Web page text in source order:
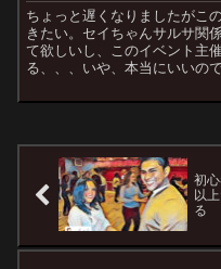
ちょっと遅くなりましたがこ
きたい。セイちゃんサルサ関
て欲しいし、このイベント主
る、、、いや、本当にいいの
初
以
る